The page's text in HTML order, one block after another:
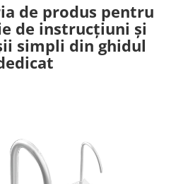
de produs pentru
de instrucțiuni și
simpli din ghidul